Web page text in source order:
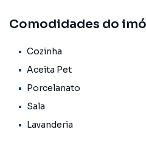
e barracões para venda ou
planta em Nova Lima e em
Grande. Aqui você encontra
vida.
Negocie seu imóvel de forma
Comodidades do
Cozinha
Aceita Pet
Porcelanato
Sala
Lavanderia